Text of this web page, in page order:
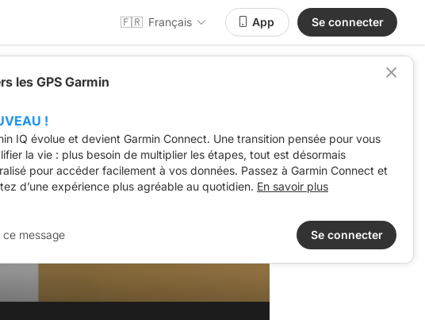
🇫🇷 Français App Se connecter
les GPS Garmin
!
IQ évolue et devient Garmin Connect. Une transition pensée pour vous
la vie : plus besoin de multiplier les étapes, tout est désormais
pour accéder facilement à vos données. Passez à Garmin Connect et
d’une expérience plus agréable au quotidien. En savoir plus
message Se connecter